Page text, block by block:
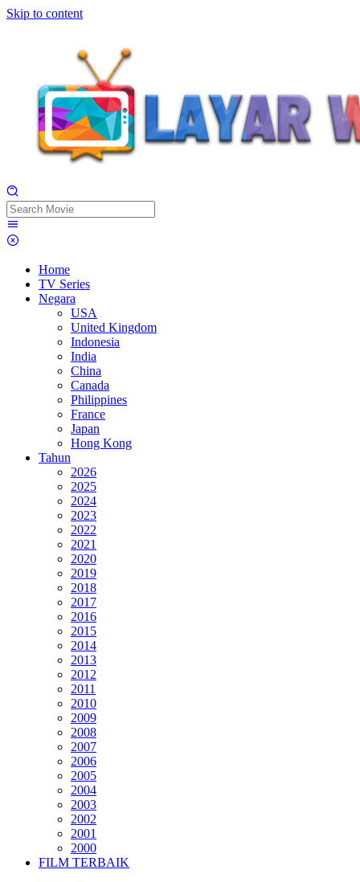
Skip to content
Home
TV Series
Negara
USA
United Kingdom
Indonesia
India
China
Canada
Philippines
France
Japan
Hong Kong
Tahun
2026
2025
2024
2023
2022
2021
2020
2019
2018
2017
2016
2015
2014
2013
2012
2011
2010
2009
2008
2007
2006
2005
2004
2003
2002
2001
2000
FILM TERBAIK